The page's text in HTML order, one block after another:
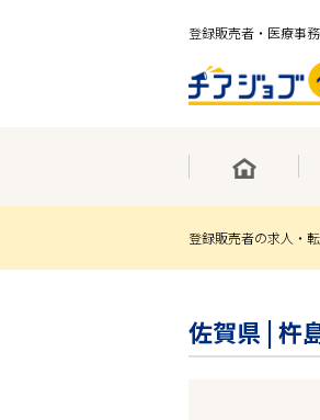
登録販売者・医療事
登録販売者の求人・
佐賀県 | 杵